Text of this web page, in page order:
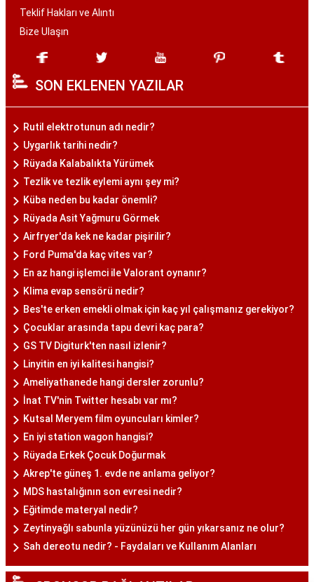
Teklif Hakları ve Alıntı
Bize Ulaşın
SON EKLENEN YAZILAR
Rutil elektrotunun adı nedir?
Uygarlık tarihi nedir?
Rüyada Kalabalıkta Yürümek
Tezlik ve tezlik eylemi aynı şey mi?
Küba neden bu kadar önemli?
Rüyada Asit Yağmuru Görmek
Airfryer'da kek ne kadar pişirilir?
Ford Puma'da kaç vites var?
En az hangi işlemci ile Valorant oynanır?
Klima evap sensörü nedir?
Bes'te erken emekli olmak için kaç yıl çalışmanız gerekiyor?
Çocuklar arasında tapu devri kaç para?
GS TV Digiturk'ten nasıl izlenir?
Linyitin en iyi kalitesi hangisi?
Ameliyathanede hangi dersler zorunlu?
İnat TV'nin Twitter hesabı var mı?
Kutsal Meryem film oyuncuları kimler?
En iyi station wagon hangisi?
Rüyada Erkek Çocuk Doğurmak
Akrep'te güneş 1. evde ne anlama geliyor?
MDS hastalığının son evresi nedir?
Eğitimde materyal nedir?
Zeytinyağlı sabunla yüzünüzü her gün yıkarsanız ne olur?
Sah dereotu nedir? - Faydaları ve Kullanım Alanları